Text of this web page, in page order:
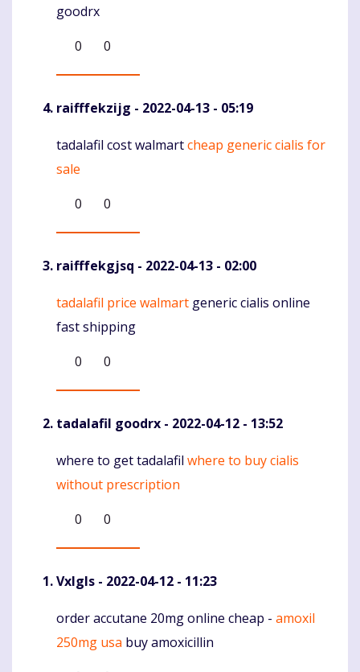
goodrx
0
0
raifffekzijg - 2022-04-13 - 05:19
Komentaras
tadalafil cost walmartcheap generic cialis for
sale
0
0
raifffekgjsq - 2022-04-13 - 02:00
Komentaras
tadalafil price walmart generic cialis online
fast shipping
0
0
tadalafil goodrx - 2022-04-12 - 13:52
Komentaras
where to get tadalafil where to buy cialis
without prescription
0
0
Vxlgls - 2022-04-12 - 11:23
Komentaras
order accutane 20mg online cheap - amoxil
250mg usa buy amoxicillin